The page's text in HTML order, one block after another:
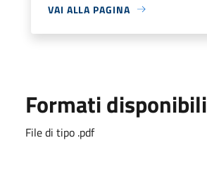
VAI ALLA PAGINA
Formati disponibili
File di tipo .pdf